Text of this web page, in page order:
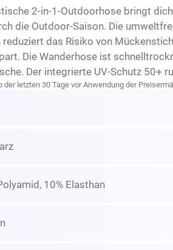
2-in-1-Outdoorhose bringt
die Outdoor-Saison. Die
das Risiko von
Die Wanderhose ist
Der integrierte UV-Schutz 50+
letzten 30 Tage vor Anwendung der
10% Elasthan